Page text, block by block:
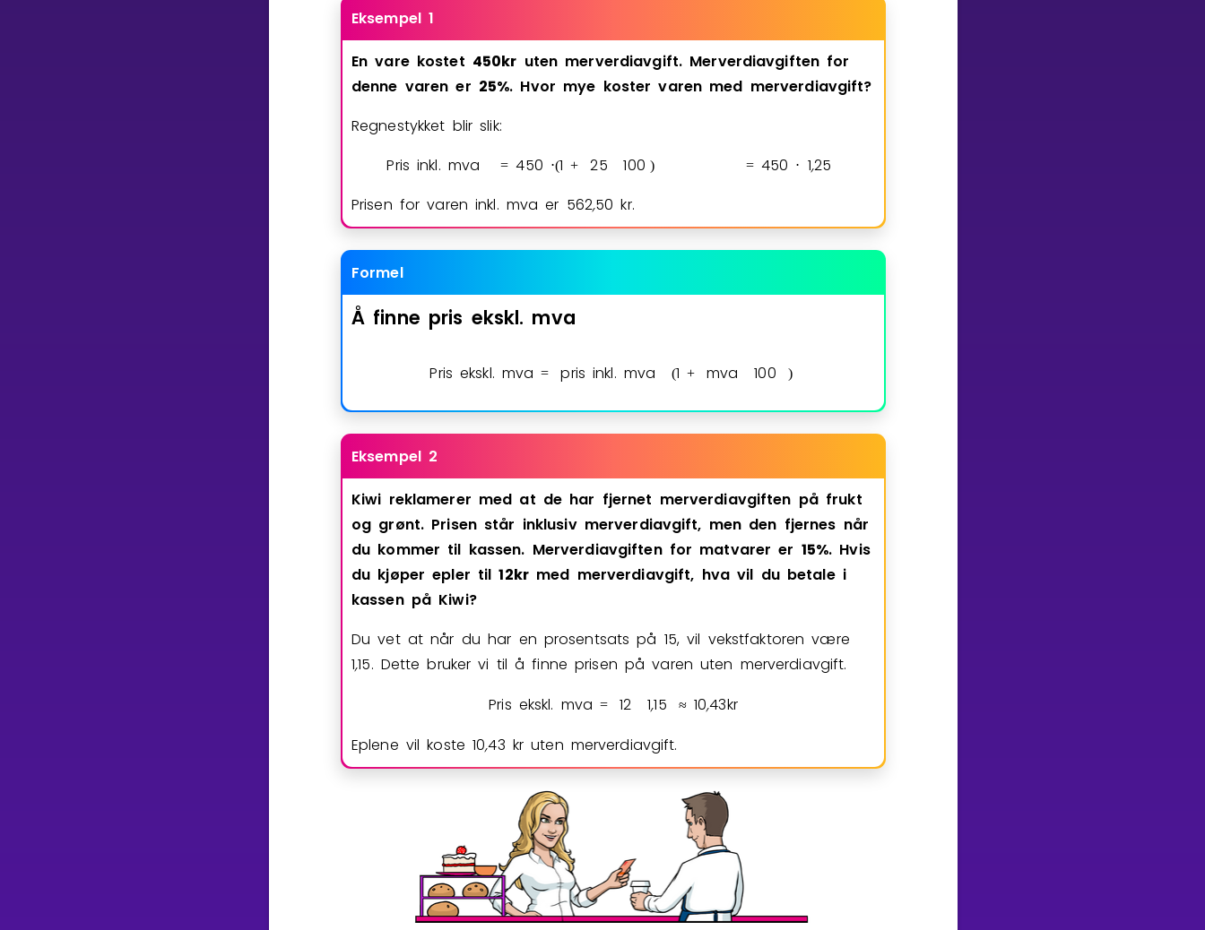
Eksempel 1
En vare kostet 450kr uten merverdiavgift. Merverdiavgiften for
denne varen er 25%. Hvor mye koster varen med merverdiavgift?
Regnestykket blir slik:
Pris inkl. mva
= 450 ⋅(1 + 25 100 ) = 450 ⋅ 1,25
Prisen for varen inkl. mva er 562,50 kr.
Formel
Å finne pris ekskl. mva
Pris ekskl. mva = pris inkl. mva (1 + mva 100 )
Eksempel 2
Kiwi reklamerer med at de har fjernet merverdiavgiften på frukt
og grønt. Prisen står inklusiv merverdiavgift, men den fjernes når
du kommer til kassen. Merverdiavgiften for matvarer er 15%. Hvis
du kjøper epler til 12kr med merverdiavgift, hva vil du betale i
kassen på Kiwi?
Du vet at når du har en prosentsats på 15, vil vekstfaktoren være
1,15. Dette bruker vi til å finne prisen på varen uten merverdiavgift.
Pris ekskl. mva = 12 1,15 ≈ 10,43kr
Eplene vil koste10,43 kr uten merverdiavgift.